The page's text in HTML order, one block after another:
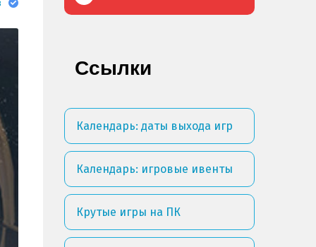
Ссылки
Календарь: даты выхода игр
Календарь: игровые ивенты
Крутые игры на ПК